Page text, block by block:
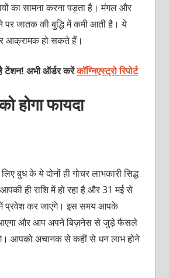
का सामना करना पड़ता है। मंगल और
पर जातक की बुद्धि में कमी आती है। ये
आक्रामक हो सकते हैं।
है टेंशन! अभी ऑर्डर करेंकॉग्निएस्ट्रो रिपोर्ट
होगा फायदा
बुध के ये दोनों ही गोचर लाभकारी सिद्ध
ही राशि में हो रहा है और 31 मई से
प्रवेश कर जाएंगे। इस समय आपके
आएगा और आप अपने बिज़नेस से जुड़े फैसले
आपको अचानक से कहीं से धन लाभ होने